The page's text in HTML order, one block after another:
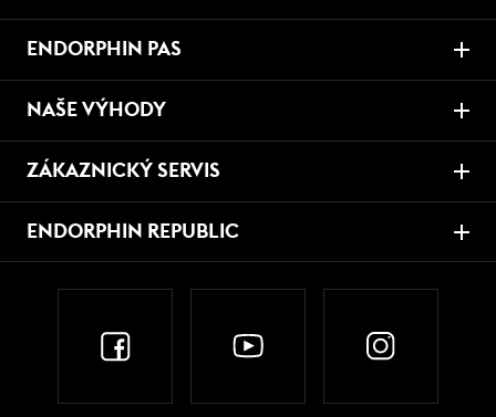
ENDORPHIN PAS
NAŠE VÝHODY
ZÁKAZNICKÝ SERVIS
ENDORPHIN REPUBLIC